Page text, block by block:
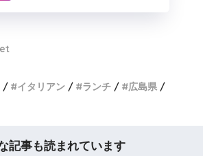
イタリアン ランチ
広島県
記事も読まれています